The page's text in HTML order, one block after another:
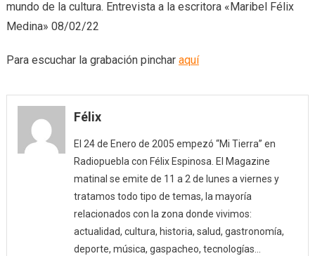
mucho
mundo de la cultura. Entrevista a la escritora «Maribel Félix
Medina» 08/02/22
Para escuchar la grabación pinchar aquí
Félix
El 24 de Enero de 2005 empezó “Mi Tierra” en
Radiopuebla con Félix Espinosa. El Magazine
matinal se emite de 11 a 2 de lunes a viernes y
tratamos todo tipo de temas, la mayoría
relacionados con la zona donde vivimos:
actualidad, cultura, historia, salud, gastronomía,
deporte, música, gaspacheo, tecnologías…